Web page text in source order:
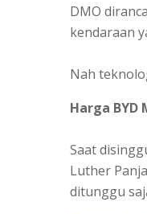
DMO
kendaraan
Nah
Harga BYD
Saat
Luther
ditunggu